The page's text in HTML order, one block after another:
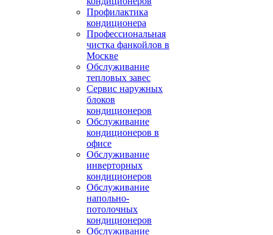
Профилактика
кондиционера
Профессиональная
чистка фанкойлов в
Москве
Обслуживание
тепловых завес
Сервис наружных
блоков
кондиционеров
Обслуживание
кондиционеров в
офисе
Обслуживание
инверторных
кондиционеров
Обслуживание
напольно-
потолочных
кондиционеров
Обслуживание